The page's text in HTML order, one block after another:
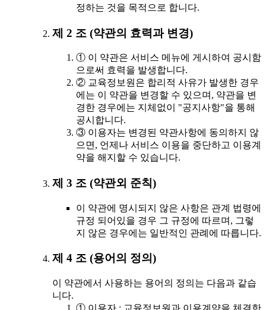
정하는 것을 목적으로 합니다.
제 2 조 (약관의 효력과 변경)
① 이 약관은 서비스 메뉴에 게시하여 공시함
으로써 효력을 발생합니다.
② 교육정보원은 합리적 사유가 발생한 경우
에는 이 약관을 변경할 수 있으며, 약관을 변
경한 경우에는 지체없이 "공지사항"을 통해
공시합니다.
③ 이용자는 변경된 약관사항에 동의하지 않
으면, 언제나 서비스 이용을 중단하고 이용계
약을 해지할 수 있습니다.
제 3 조 (약관외 준칙)
이 약관에 명시되지 않은 사항은 관계 법령에
규정 되어있을 경우 그 규정에 따르며, 그렇
지 않은 경우에는 일반적인 관례에 따릅니다.
제 4 조 (용어의 정의)
이 약관에서 사용하는 용어의 정의는 다음과 같습
니다.